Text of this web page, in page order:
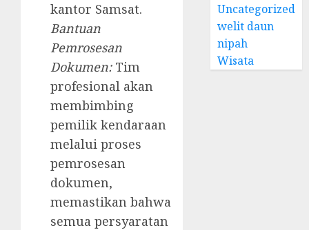
kantor Samsat.
Bantuan
Pemrosesan
Dokumen:Tim
profesional akan
membimbing
pemilik kendaraan
melalui proses
pemrosesan
dokumen,
memastikan bahwa
semua persyaratan
Uncategorized
welit daun
nipah
Wisata